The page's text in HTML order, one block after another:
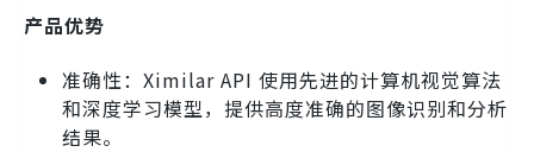
产品优势
准确性：Ximilar API 使用先进的计算机视觉算法
和深度学习模型，提供高度准确的图像识别和分析
结果。